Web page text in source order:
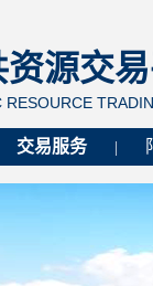
源交易
交易服务